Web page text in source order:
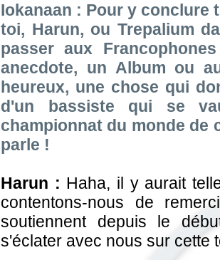
Iokanaan : Pour y conclure
toi, Harun, ou Trepalium
passer aux
anecdote, un Album ou
heureux, une chose qui
d'un bassiste qui se
championnat du monde de
parle !
Harun : Haha, il y aurait
contentons-nous de
soutiennent depuis le
s'éclater avec nous sur cette